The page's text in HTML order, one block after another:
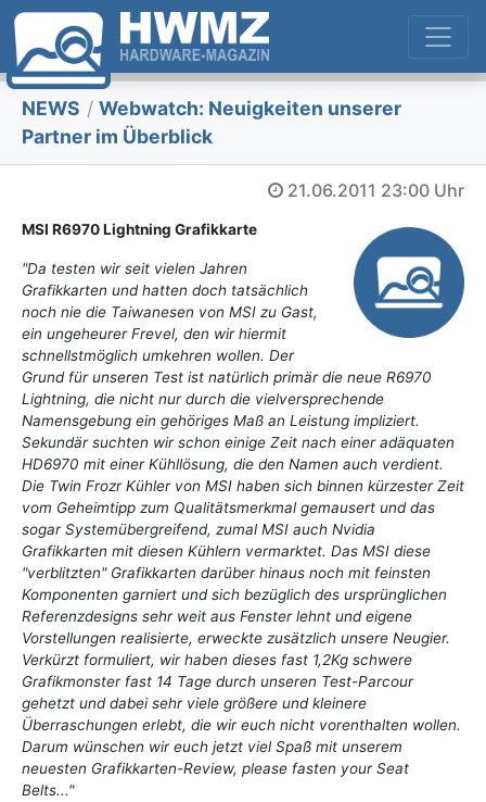
NEWS / Webwatch: Neuigkeiten unserer
Partner im Überblick
21.06.2011 23:00 Uhr
MSI R6970 Lightning Grafikkarte
"Da testen wir seit vielen Jahren
Grafikkarten und hatten doch tatsächlich
noch nie die Taiwanesen von MSI zu Gast,
ein ungeheurer Frevel, den wir hiermit
schnellstmöglich umkehren wollen. Der
Grund für unseren Test ist natürlich primär die neue R6970
Lightning, die nicht nur durch die vielversprechende
Namensgebung ein gehöriges Maß an Leistung impliziert.
Sekundär suchten wir schon einige Zeit nach einer adäquaten
HD6970 mit einer Kühllösung, die den Namen auch verdient.
Die Twin Frozr Kühler von MSI haben sich binnen kürzester Zeit
vom Geheimtipp zum Qualitätsmerkmal gemausert und das
sogar Systemübergreifend, zumal MSI auch Nvidia
Grafikkarten mit diesen Kühlern vermarktet. Das MSI diese
"verblitzten" Grafikkarten darüber hinaus noch mit feinsten
Komponenten garniert und sich bezüglich des ursprünglichen
Referenzdesigns sehr weit aus Fenster lehnt und eigene
Vorstellungen realisierte, erweckte zusätzlich unsere Neugier.
Verkürzt formuliert, wir haben dieses fast 1,2Kg schwere
Grafikmonster fast 14 Tage durch unseren Test-Parcour
gehetzt und dabei sehr viele größere und kleinere
Überraschungen erlebt, die wir euch nicht vorenthalten wollen.
Darum wünschen wir euch jetzt viel Spaß mit unserem
neuesten Grafikkarten-Review, please fasten your Seat
Belts..."